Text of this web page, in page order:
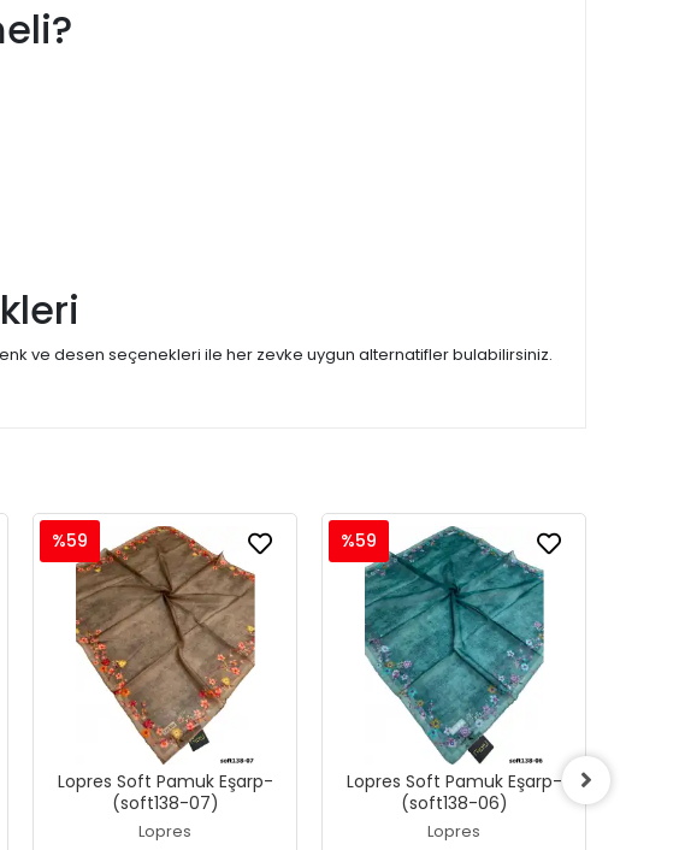
ve desen seçenekleri ile her zevke uygun alternatifler bulabilirsiniz.
Lopres Soft Pamuk Eşarp-
(soft138-07)
Lopres
%59
Lopres Soft Pamuk Eşarp-
(soft138-06)
Lopres
%59